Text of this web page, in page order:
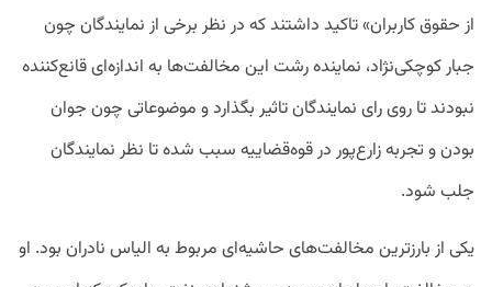
از حقوق کاربران» تاکید داشتند که در نظر برخی از نمایندگان چون
جبار کوچکی‌نژاد، نماینده رشت این مخالفت‌ها به اندازه‌ای قانع‌کننده
نبودند تا روی رای نمایندگان تاثیر بگذارد و موضوعاتی چون جوان
بودن و تجربه زارع‌پور در قوه‌قضاییه سبب شده تا نظر نمایندگان
جلب شود.
یکی از بارزترین مخالفت‌های حاشیه‌ای مربوط به الیاس نادران بود. او